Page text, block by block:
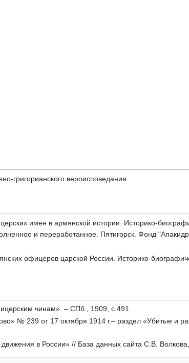
григорианского вероисповедания.
имен в армянской истории. Историко-
и переработанное. Пятигорск. Фонд
офицеров царской России. Историко-
чинам». – СПб., 1909, с.491
№ 239 от 17 октября 1914 г.– раздел «Убитые и
движения в России» // База данных сайта С.В.